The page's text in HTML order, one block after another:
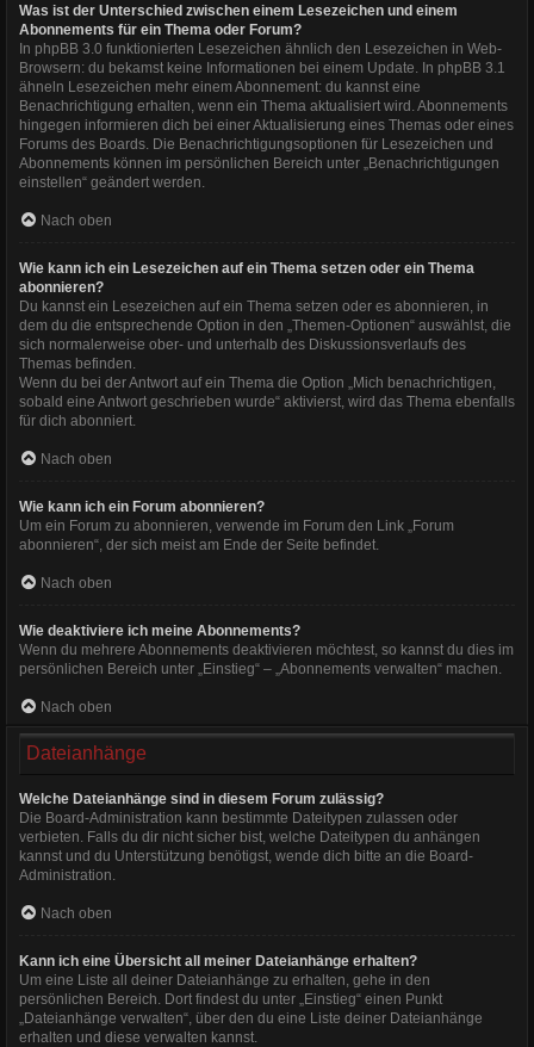
Was ist der Unterschied zwischen einem Lesezeichen und einem
Abonnements für ein Thema oder Forum?
In phpBB 3.0 funktionierten Lesezeichen ähnlich den Lesezeichen in Web-
Browsern: du bekamst keine Informationen bei einem Update. In phpBB 3.1
ähneln Lesezeichen mehr einem Abonnement: du kannst eine
Benachrichtigung erhalten, wenn ein Thema aktualisiert wird. Abonnements
hingegen informieren dich bei einer Aktualisierung eines Themas oder eines
Forums des Boards. Die Benachrichtigungsoptionen für Lesezeichen und
Abonnements können im persönlichen Bereich unter „Benachrichtigungen
einstellen“ geändert werden.
Nach oben
Wie kann ich ein Lesezeichen auf ein Thema setzen oder ein Thema
abonnieren?
Du kannst ein Lesezeichen auf ein Thema setzen oder es abonnieren, in
dem du die entsprechende Option in den „Themen-Optionen“ auswählst, die
sich normalerweise ober- und unterhalb des Diskussionsverlaufs des
Themas befinden.
Wenn du bei der Antwort auf ein Thema die Option „Mich benachrichtigen,
sobald eine Antwort geschrieben wurde“ aktivierst, wird das Thema ebenfalls
für dich abonniert.
Nach oben
Wie kann ich ein Forum abonnieren?
Um ein Forum zu abonnieren, verwende im Forum den Link „Forum
abonnieren“, der sich meist am Ende der Seite befindet.
Nach oben
Wie deaktiviere ich meine Abonnements?
Wenn du mehrere Abonnements deaktivieren möchtest, so kannst du dies im
persönlichen Bereich unter „Einstieg“ – „Abonnements verwalten“ machen.
Nach oben
Dateianhänge
Welche Dateianhänge sind in diesem Forum zulässig?
Die Board-Administration kann bestimmte Dateitypen zulassen oder
verbieten. Falls du dir nicht sicher bist, welche Dateitypen du anhängen
kannst und du Unterstützung benötigst, wende dich bitte an die Board-
Administration.
Nach oben
Kann ich eine Übersicht all meiner Dateianhänge erhalten?
Um eine Liste all deiner Dateianhänge zu erhalten, gehe in den
persönlichen Bereich. Dort findest du unter „Einstieg“ einen Punkt
„Dateianhänge verwalten“, über den du eine Liste deiner Dateianhänge
erhalten und diese verwalten kannst.